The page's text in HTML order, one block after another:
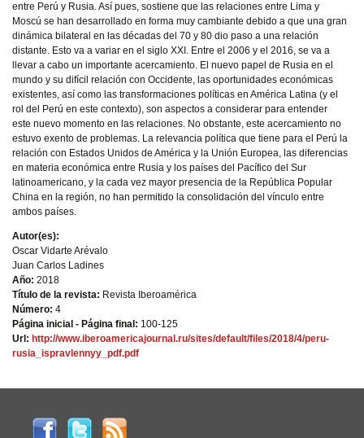
entre Perú y Rusia. Así pues, sostiene que las relaciones entre Lima y
Moscú se han desarrollado en forma muy cambiante debido a que una gran
dinámica bilateral en las décadas del 70 y 80 dio paso a una relación
distante. Esto va a variar en el siglo XXI. Entre el 2006 y el 2016, se va a
llevar a cabo un importante acercamiento. El nuevo papel de Rusia en el
mundo y su difícil relación con Occidente, las oportunidades económicas
existentes, así como las transformaciones políticas en América Latina (y el
rol del Perú en este contexto), son aspectos a considerar para entender
este nuevo momento en las relaciones. No obstante, este acercamiento no
estuvo exento de problemas. La relevancia política que tiene para el Perú la
relación con Estados Unidos de América y la Unión Europea, las diferencias
en materia económica entre Rusia y los países del Pacífico del Sur
latinoamericano, y la cada vez mayor presencia de la República Popular
China en la región, no han permitido la consolidación del vínculo entre
ambos países.
Autor(es):
Oscar Vidarte Arévalo
Juan Carlos Ladines
Año: 2018
Título de la revista: Revista Iberoamérica
Número: 4
Página inicial - Página final: 100-125
Url: http://www.iberoamericajournal.ru/sites/default/files/2018/4/peru-
rusia_ispravlennyy_pdf.pdf